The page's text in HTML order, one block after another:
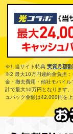
※1 当サイト特典 実質月額
※2 最大10万円違約金負担：
金・撤去費用・他社モバイ
計で最大10万円となります
ュバック金額は42,000円を